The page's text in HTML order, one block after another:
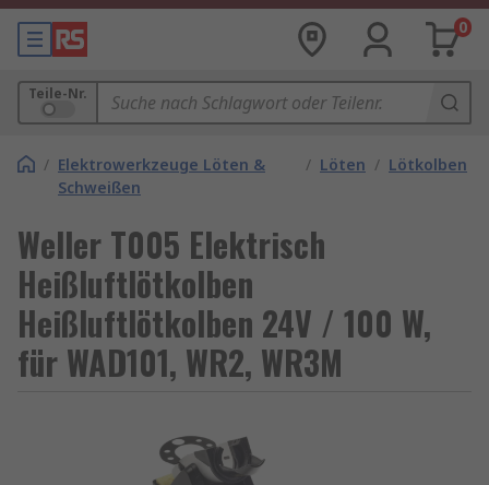
0
Teile-Nr.
/ Elektrowerkzeuge Löten &
Schweißen
/ Löten / Lötkolben
Weller T005 Elektrisch
Heißluftlötkolben
Heißluftlötkolben 24V / 100 W,
für WAD101, WR2, WR3M